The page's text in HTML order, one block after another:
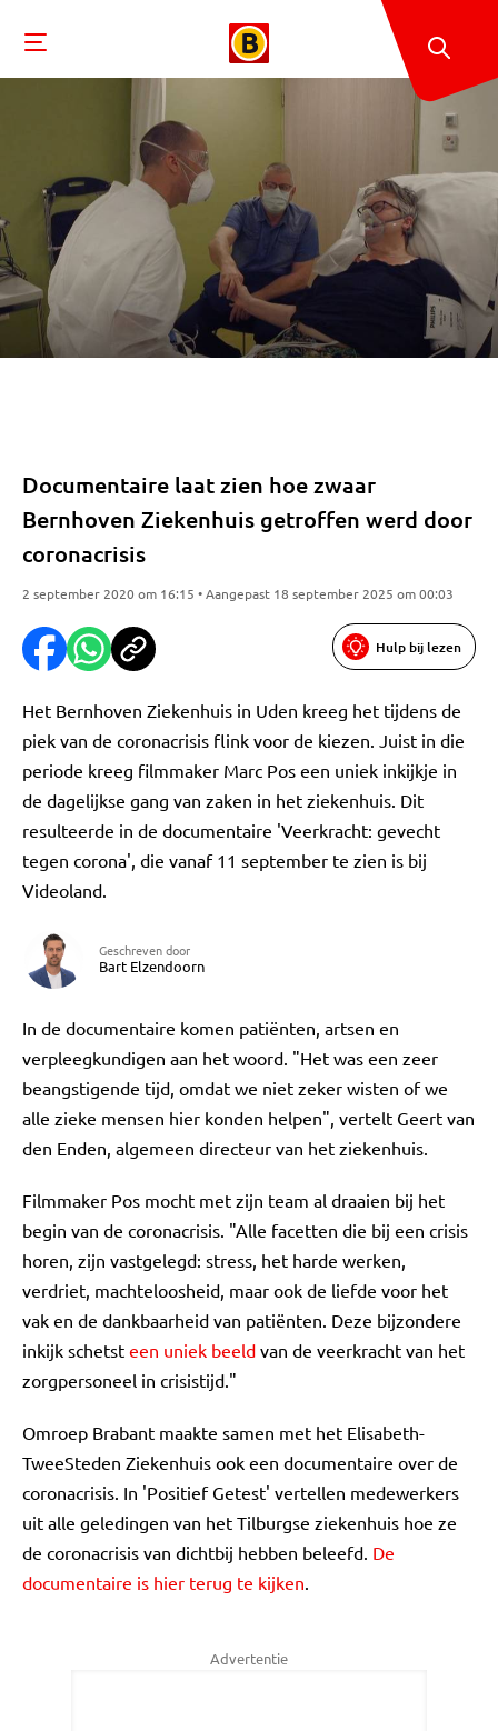
Documentaire laat zien hoe zwaar
Bernhoven Ziekenhuis getroffen werd door
coronacrisis
2 september 2020 om 16:15 • Aangepast 18 september 2025 om 00:03
Hulp bij lezen
Het Bernhoven Ziekenhuis in Uden kreeg het tijdens de
piek van de coronacrisis flink voor de kiezen. Juist in die
periode kreeg filmmaker Marc Pos een uniek inkijkje in
de dagelijkse gang van zaken in het ziekenhuis. Dit
resulteerde in de documentaire 'Veerkracht: gevecht
tegen corona', die vanaf 11 september te zien is bij
Videoland.
Geschreven door
Bart Elzendoorn
In de documentaire komen patiënten, artsen en
verpleegkundigen aan het woord. "Het was een zeer
beangstigende tijd, omdat we niet zeker wisten of we
alle zieke mensen hier konden helpen", vertelt Geert van
den Enden, algemeen directeur van het ziekenhuis.
Filmmaker Pos mocht met zijn team al draaien bij het
begin van de coronacrisis. "Alle facetten die bij een crisis
horen, zijn vastgelegd: stress, het harde werken,
verdriet, machteloosheid, maar ook de liefde voor het
vak en de dankbaarheid van patiënten. Deze bijzondere
inkijk schetst een uniek beeld van de veerkracht van het
zorgpersoneel in crisistijd."
Omroep Brabant maakte samen met het Elisabeth-
TweeSteden Ziekenhuis ook een documentaire over de
coronacrisis. In 'Positief Getest' vertellen medewerkers
uit alle geledingen van het Tilburgse ziekenhuis hoe ze
de coronacrisis van dichtbij hebben beleefd. De
documentaire is hier terug te kijken.
Advertentie